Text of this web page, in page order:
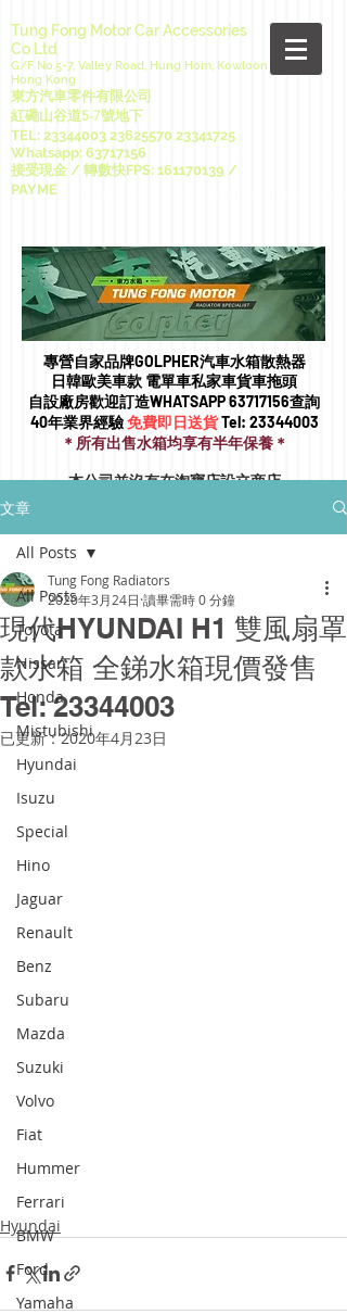
Tung Fong Motor Car Accessories
Co Ltd
G/F No.5-7, Valley Road, Hung Hom, Kowloon
Hong Kong
東方汽車零件有限公司
紅磡山谷道5-7號地下
TEL: 23344003 23625570 23341725
Whatsapp: 63717156
接受現金 / 轉數快FPS: 161170139 /
PAYME
專營自家品牌GOLPHER汽車水箱散熱器
日韓歐美車款 電單車私家車貨車拖頭​
自設廠房歡迎訂造WHATSAPP63717156查詢
40年業界經驗免費即日送貨Tel: 23344003
＊所有出售水箱均享有半年保養＊
本公司並沒有在淘寶店設立商店
文章
All Posts
Toyota
Nissan
Honda
Mistubishi
Hyundai
Isuzu
Special
Hino
Jaguar
Renault
Benz
Subaru
Mazda
Suzuki
Volvo
Fiat
Hummer
Ferrari
BMW
Ford
Yamaha
All Posts
現代HYUNDAI H1 雙風扇罩
款水箱 全銻水箱現價發售
Tel: 23344003
Tung Fong Radiators
2020年3月24日 讀畢需時 0 分鐘
已更新：2020年4月23日
Hyundai